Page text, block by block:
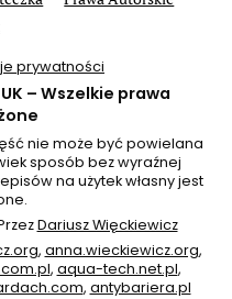
prywatności
– Wszelkie prawa
nie może być powielana
sposób bez wyraźnej
na użytek własny jest
Dariusz Więckiewicz
, anna.wieckiewicz.org,
, aqua-tech.net.pl,
, antybariera.pl